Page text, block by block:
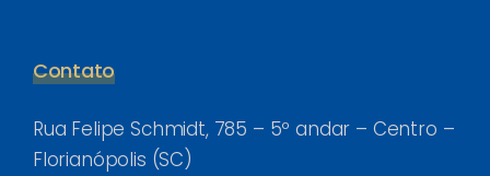
Contato
Rua Felipe Schmidt, 785 – 5º andar – Centro –
Florianópolis (SC)